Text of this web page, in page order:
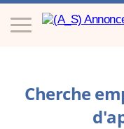
Cherche